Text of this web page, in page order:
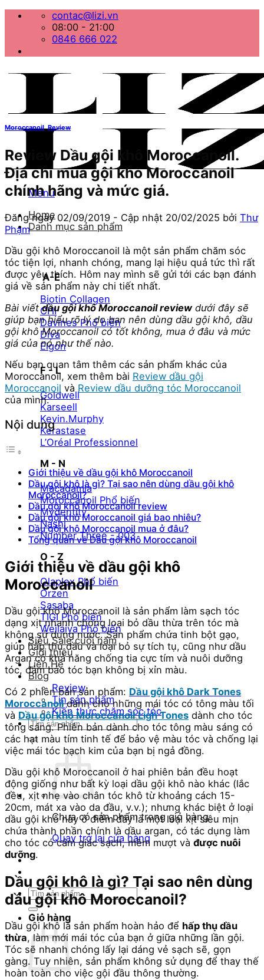
dung
contac@lizi.vn
08:00 - 21:00
0846 666 022
Menu
Home
Danh mục sản phẩm
A-E
Biotin Collagen
CHI
Davines
Diva
Elgon
F - L
Goldwell
Karseell
Kevin.Murphy
Kerastase
L’Oréal Professionnel
M - N
Macadamia
Moroccanoil
Mydentity
Nashi
Number Three - 003
O - Z
Olaplex
Orzen
Sasaba
TIGI
Weilaiya
Siêu Sale cuối năm
Giới thiệu
Liên Hệ
Blog
Review
Tin sản phẩm
Kiến thức chăm sóc tóc
Tìm
kiếm:
Chưa có sản phẩm trong giỏ hàng.
Quay trở lại cửa hàng
Tìm
kiếm:
Giỏ hàng
Moroccanoil,Review
Review Dầu gội khô Moroccanoil.
Địa chỉ mua gội khô Moroccanoil
chính hãng và mức giá.
Đăng ngày 02/09/2019 - Cập nhật 20/02/2025 bởi Thư
Phạm
Dầu gội khô Moroccanoil là một sản phẩm chăm sóc
tóc tiện lợi, nhanh chóng, mang lại hiệu quả tức thì rất
được yêu thích. Hôm nay mình sẽ gửi tới các bạn đánh
giá về sản phẩm này chi tiết nhất.
Bài viếtdầu gội khô Moroccanoil reviewdưới đây sẽ
giúp bạn hiểu rõ lý do bạn nên dùng dầu gội khô, dầu
gội khô Moroccanoil có tốt không, mua ở đâu và mức
giá của nó như thế nào.
Nếu bạn quan tâm thêm các sản phẩm khác của
Moroccanoil, xem thêm bài Review dầu gội
Moroccanoil và Review dầu dưỡng tóc Moroccanoil
của mình.
Nội dung
Giới thiệu về dầu gội khô Moroccanoil
Dầu gội khô là gì? Tại sao nên dùng dầu gội khô
Moroccanoil?
Dầu gội khô Moroccanoil review
Dầu gội khô Moroccanoil giá bao nhiêu?
Dầu gội khô Moroccanoil mua ở đâu?
Tổng quan về Dầu gội khô Moroccanoil
Giới thiệu về dầu gội khô
Moroccanoil
Dầu gội khô Moroccanoil là sản phẩm làm sạch tóc
dạng xịt nhanh chóng loại bỏ dầu thừa trên tóc mà
không sử dụng nước. Sản phẩm chứa tinh bột gạo,
giúp hấp thụ dầu và loại bỏ sự tích tụ, cũng như dầu
Argan có khả năng chống tia cực tím và nuôi dưỡng
tóc, đảm bảo tóc bạn không bị xỉn màu.
Có 2 phiên bản sản phẩm: Dầu gội khô Dark Tones
Moroccanoildành cho những mái tóc có tông màu tối
và Dầu gội khô Moroccanoil Ligh Tones dành cho tóc
tông sáng. Phiên bản dành cho tóc tông màu sáng có
các hạt màu tím tinh tế để bảo vệ màu tóc và chống lại
việc mái tóc bạch kim của bạn bị ngả đồng.
Dầu gội khô Moroccanoil ở hai phiên bản đều hoạt
động giống như bất kỳ loại dầu gội khô nào khác (lắc
đều, xịt nhẹ vào chân tóc khô từ khoảng cách 15-
20cm, mát xa vào da đầu, v.v.); nhưng khác biệt ở loại
dầu gội khô này ở điểm đây là một loại xịt siêu mịn
chứa thành phần chính là dầu argan, có tác dụng làm
cho tóc có cảm giác sạch, mềm mượt và được nuôi
dưỡng.
Dầu gội khô là gì? Tại sao nên dùng
dầu gội khô Moroccanoil?
Dầu gội khô là sản phẩm hoàn hảo để hấp thụ dầu
thừa, làm mới mái tóc của bạn ở giữa những lần gội.
Tóc sẽ nhanh chóng lấy lại dáng vẻ sạch sẽ, gọn
gàng. Tuy nhiên, sản phẩm không sử dụng để thay thế
hoàn toàn cho việc gội đầu thông thường.